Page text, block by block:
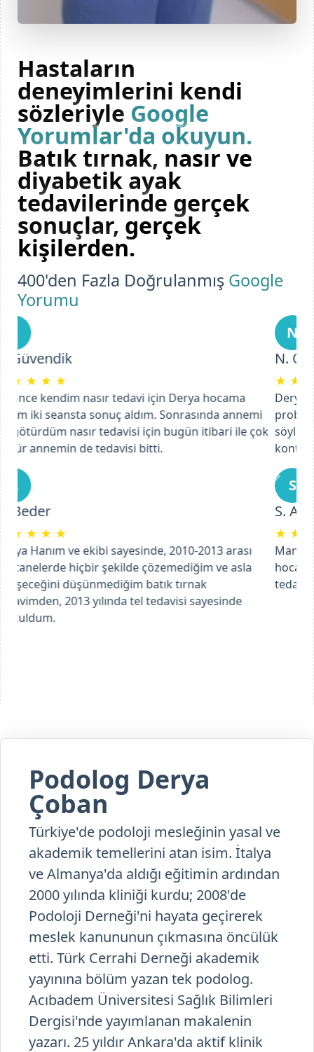
Hastaların
deneyimlerini kendi
sözleriyle Google
Yorumlar'da okuyun.
Batık tırnak, nasır ve
diyabetik ayak
tedavilerinde gerçek
sonuçlar, gerçek
kişilerden.
400'den Fazla Doğrulanmış Google
Yorumu
N
N. Ozfidan
★★★★
Derya Hanım'a, iltihaplı ayak tırnağı batması
problemiyle gittik. Tedaviye başladı ve süreç içinde
söylediği yapılması gerekenleri uygulayarak ve
kontrollerimize giderek tam bir tedavi sağladık.
S
S. Aktaş
★★★★
Mantar rahatsızlığımla ilgili başvurdum ve Ebru
hocamın ilgisi, profesyonel bir şekilde yaptığı
tedavide çok başarılı bir şekilde ilerliyoruz.
Next
Podolog Derya
Çoban
Türkiye'de podoloji mesleğinin yasal ve
akademik temellerini atan isim. İtalya
ve Almanya'da aldığı eğitimin ardından
2000 yılında kliniği kurdu; 2008'de
Podoloji Derneği'ni hayata geçirerek
meslek kanununun çıkmasına öncülük
etti. Türk Cerrahi Derneği akademik
yayınına bölüm yazan tek podolog.
Acıbadem Üniversitesi Sağlık Bilimleri
Dergisi'nde yayımlanan makalenin
yazarı. 25 yıldır Ankara'da aktif klinik
pratiği sürdürüyor.